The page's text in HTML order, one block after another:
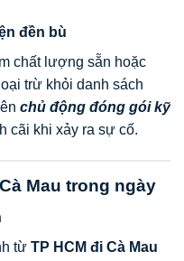
đền bù
chất lượng sẵn hoặc
trừ khỏi danh sách
chủ động đóng gói kỹ
cãi khi xảy ra sự cố.
Mau trong ngày
từ TP HCM đi Cà Mau